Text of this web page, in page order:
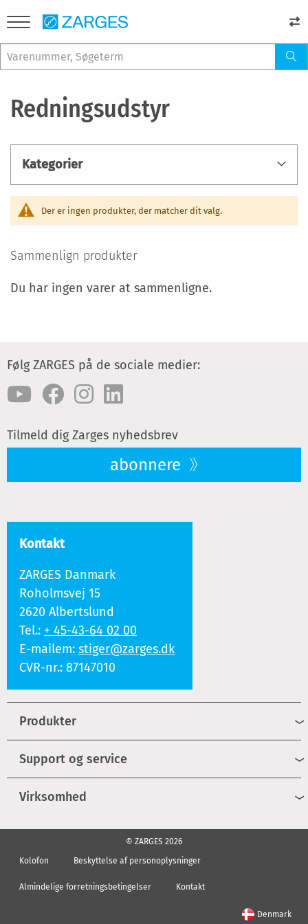
Redningsudstyr
Der er ingen produkter, der matcher dit valg.
Kategorier
Sammenlign produkter
Du har ingen varer at sammenligne.
Følg ZARGES på de sociale medier:
Tilmeld dig Zarges nyhedsbrev
abonnere
Kontakt
ZARGES Danmark
Roholmsvej 15
2620 Albertslund
Tel.: + 45-43-64 02 00
E-mailem: stiger@zarges.dk
CVR-nr.: 87147010
Produkter
Support og service
Virksomhed
© ZARGES 2026
Kolofon
Beskyttelse af personoplysninger
Almindelige forretningsbetingelser Kontakt
Denmark